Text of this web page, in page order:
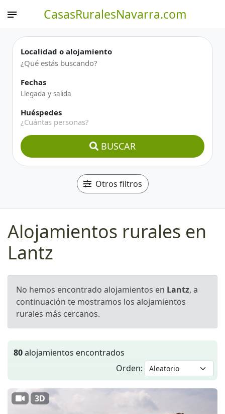
CasasRuralesNavarra.com
Localidad o alojamiento
Fechas
Huéspedes
¿Cuántas personas?
BUSCAR
Otros filtros
Alojamientos rurales en
Lantz
No hemos encontrado alojamientos en Lantz, a
continuación te mostramos los alojamientos
rurales más cercanos.
80alojamientos encontrados
Orden:
3D